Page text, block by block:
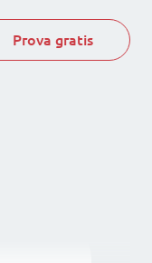
Prova gratis